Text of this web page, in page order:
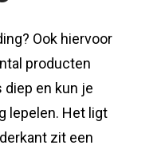
Ook hiervoor
producten
en kun je
lepelen. Het ligt
zit een